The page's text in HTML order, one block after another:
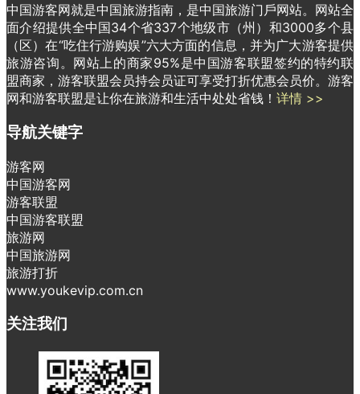
中国游客网就是中国旅游指南，是中国旅游门戶网站。网站全
面介绍提供全中国34个省337个地级市（州）和3000多个县
（区）在“吃住行游购娱”六大方面的信息，并为广大游客提供
旅游咨询。网站上的商家95%是中国游客联盟签约的特约联
盟商家，游客联盟会员持会员证可享受打折优惠会员价。游客
网和游客联盟是让你在旅游和生活中处处省钱！ 详情 >>
导航关键字
游客网
中国游客网
游客联盟
中国游客联盟
旅游网
中国旅游网
旅游打折
www.youkevip.com.cn
关注我们